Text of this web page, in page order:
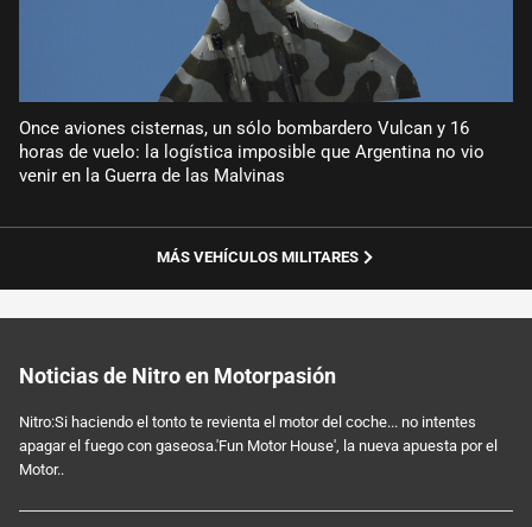
Once aviones cisternas, un sólo bombardero Vulcan y 16
horas de vuelo: la logística imposible que Argentina no vio
venir en la Guerra de las Malvinas
MÁS VEHÍCULOS MILITARES
Noticias de Nitro en Motorpasión
Nitro:Si haciendo el tonto te revienta el motor del coche... no intentes
apagar el fuego con gaseosa.'Fun Motor House', la nueva apuesta por el
Motor..